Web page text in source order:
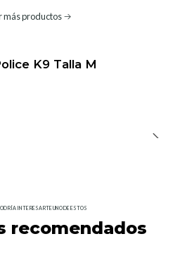
más productos
K9 Talla M
INTERESARTE UNO DE ESTOS
recomendados